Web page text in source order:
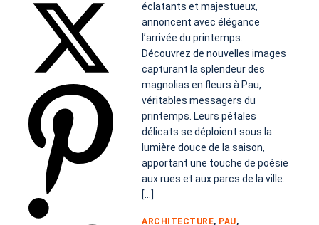
éclatants et majestueux,
annoncent avec élégance
l’arrivée du printemps.
Découvrez de nouvelles images
capturant la splendeur des
magnolias en fleurs à Pau,
véritables messagers du
printemps. Leurs pétales
délicats se déploient sous la
lumière douce de la saison,
apportant une touche de poésie
aux rues et aux parcs de la ville.
[…]
ARCHITECTURE, PAU,